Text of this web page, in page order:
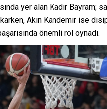
yer alan Kadir Bayram;
Akın Kandemir ise
önemli rol oynadı.